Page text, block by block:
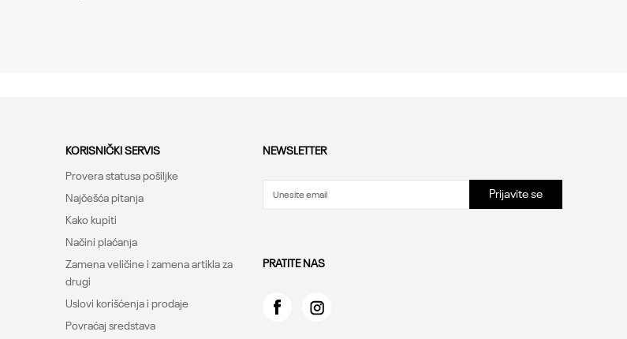
KORISNIČKI SERVIS
Provera statusa pošiljke
Najčešća pitanja
Kako kupiti
Načini plaćanja
Zamena veličine i zamena artikla za
drugi
Uslovi korišćenja i prodaje
Povraćaj sredstava
NEWSLETTER
Prijavite se
PRATITE NAS